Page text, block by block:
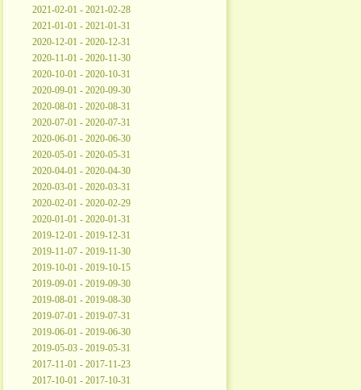
2021-02-01 - 2021-02-28
2021-01-01 - 2021-01-31
2020-12-01 - 2020-12-31
2020-11-01 - 2020-11-30
2020-10-01 - 2020-10-31
2020-09-01 - 2020-09-30
2020-08-01 - 2020-08-31
2020-07-01 - 2020-07-31
2020-06-01 - 2020-06-30
2020-05-01 - 2020-05-31
2020-04-01 - 2020-04-30
2020-03-01 - 2020-03-31
2020-02-01 - 2020-02-29
2020-01-01 - 2020-01-31
2019-12-01 - 2019-12-31
2019-11-07 - 2019-11-30
2019-10-01 - 2019-10-15
2019-09-01 - 2019-09-30
2019-08-01 - 2019-08-30
2019-07-01 - 2019-07-31
2019-06-01 - 2019-06-30
2019-05-03 - 2019-05-31
2017-11-01 - 2017-11-23
2017-10-01 - 2017-10-31